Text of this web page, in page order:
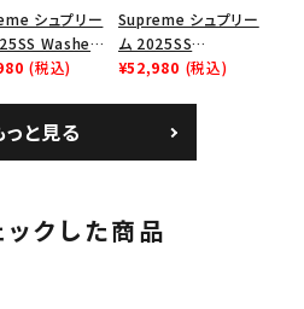
シュプリー
Washed
Twill Camp
ク 黒
(税込)
Supreme シュプリー
ム 2025SS
Bandana Football
¥52,980 (税込)
っと見る
クした商品